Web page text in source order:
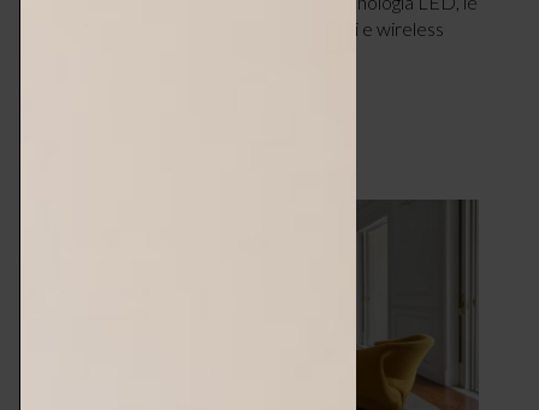
lampade outdoor trasportabili, ricaricabili e wireless